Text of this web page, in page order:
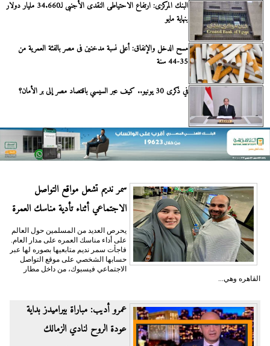
البنك المركزى: ارتفاع الاحتياطى النقدى الأجنبى لـ34.660 مليار دولار
بنهاية مايو
مسح الدخل والإنفاق: أعلى نسبة مدخنين فى مصر بالفئة العمرية من
35-44 سنة
في ذكرى 30 يونيو.. كيف عبر السيسي باقتصاد مصر إلى بر الأمان؟
سمر نديم تشعل مواقع التواصل
الاجتماعي أثناء تأدية مناسك العمرة
يحرص العديد من المسلمين حول العالم
على أداء مناسك العمره على مدار العام.
فاجأت سمر نديم متابعيها بصوره لها عبر
حسابها الشخصي على موقع التواصل
الاجتماعي فيسبوك، من داخل مطار
القاهره وهي...
عمرو أديب: مباراة بيراميدز بداية
عودة الروح لنادي الزمالك